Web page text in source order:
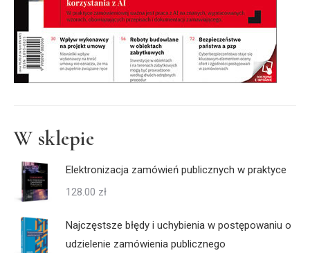
W sklepie
Elektronizacja zamówień publicznych w praktyce
128.00 zł
Najczęstsze błędy i uchybienia w postępowaniu o
udzielenie zamówienia publicznego